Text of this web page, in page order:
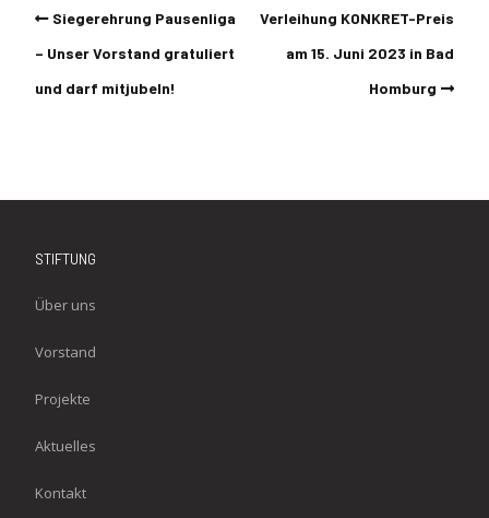
Siegerehrung Pausenliga
– Unser Vorstand gratuliert
und darf mitjubeln!
Verleihung KONKRET-Preis
am 15. Juni 2023 in Bad
Homburg
STIFTUNG
Über uns
Vorstand
Projekte
Aktuelles
Kontakt